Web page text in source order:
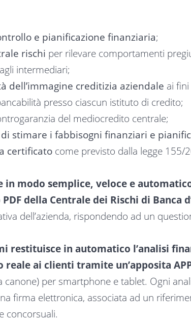
e pianificazione finanziaria;
rischi per rilevare comportamenti
intermediari;
dell’immagine creditizia aziendale ai
presso ciascun istituto di credito;
del mediocredito centrale;
stimare i fabbisogni finanziari e
certificato come previsto dalla legge 155/
in modo semplice, veloce e
della Centrale dei Rischi di Banca
dell’azienda, rispondendo ad un
in automatico l’analisi
ai clienti tramite un’apposita
canone) per smartphone e tablet. Ogni
firma elettronica, associata ad un
concorsuali.